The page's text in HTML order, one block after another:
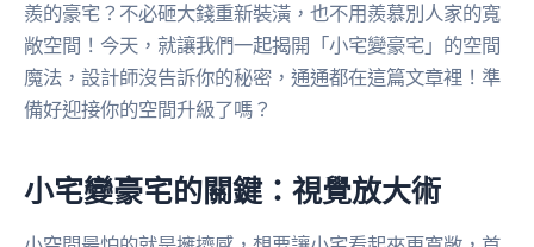
羨的豪宅？不必砸大錢重新裝潢，也不用羨慕別人家的寬
敞空間！今天，就讓我們一起揭開「小宅變豪宅」的空間
魔法，設計師沒告訴你的秘密，通通都在這篇文章裡！準
備好迎接你的空間升級了嗎？
小宅變豪宅的關鍵：視覺放大術